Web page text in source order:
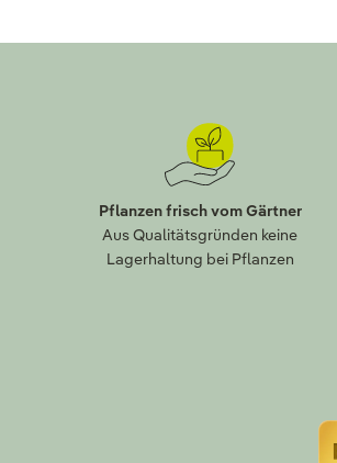
Pflanzen frisch vom Gärtner
Aus Qualitätsgründen keine
Lagerhaltung bei Pflanzen